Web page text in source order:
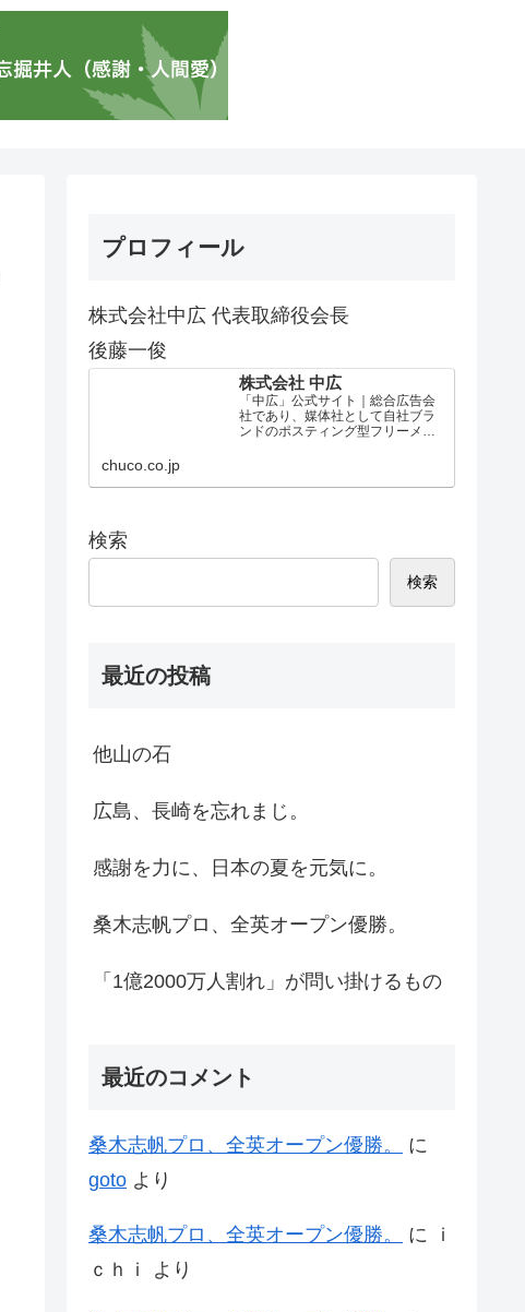
プロフィール
株式会社中広 代表取締役会長
後藤一俊
株式会社 中広
「中広」公式サイト｜総合広告会
社であり、媒体社として自社ブラ
ンドのポスティング型フリーメデ
chuco.co.jp
検索
検索
最近の投稿
他山の石
広島、長崎を忘れまじ。
感謝を力に、日本の夏を元気に。
桑木志帆プロ、全英オープン優勝。
「1億2000万人割れ」が問い掛けるもの
最近のコメント
桑木志帆プロ、全英オープン優勝。
に
goto より
桑木志帆プロ、全英オープン優勝。 に
ｉ
ｃｈｉ
より